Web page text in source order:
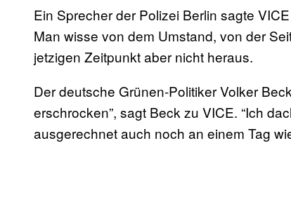
Ein Sprecher der Polizei Berlin sagte
Man wisse von dem Umstand, von der
jetzigen Zeitpunkt aber nicht heraus.
Der deutsche Grünen-Politiker Volker
erschrocken”, sagt Beck zu VICE. “Ich
ausgerechnet auch noch an einem Tag